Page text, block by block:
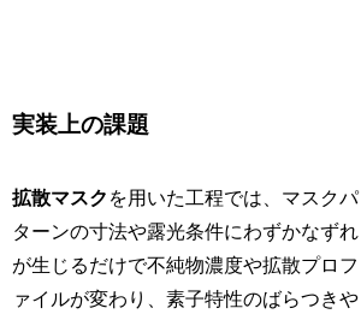
実装上の課題
拡散マスク を用いた工程では、マスクパ
ターンの寸法や露光条件にわずかなずれ
が生じるだけで不純物濃度や拡散プロフ
ァイルが変わり、素子特性のばらつきや